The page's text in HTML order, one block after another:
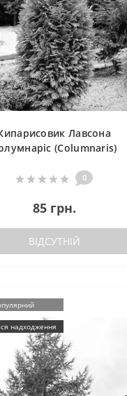
Лавсона
(Columnaris)
0
85 грн.
ВІДСУТНІЙ
надходження